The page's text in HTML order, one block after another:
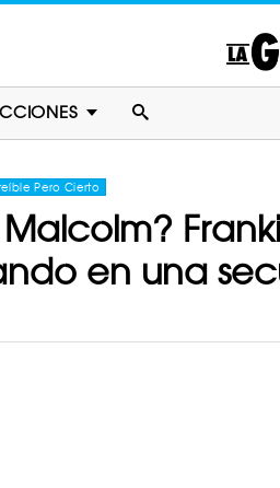
Pero Cierto
en una